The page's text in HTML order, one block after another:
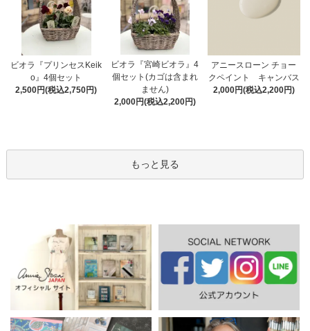
ビオラ『プリンセスKeik
o』4個セット
2,500円(税込2,750円)
ビオラ『宮崎ビオラ』4
個セット(カゴは含まれ
ません)
2,000円(税込2,200円)
アニースローン チョー
クペイント キャンバス
2,000円(税込2,200円)
もっと見る